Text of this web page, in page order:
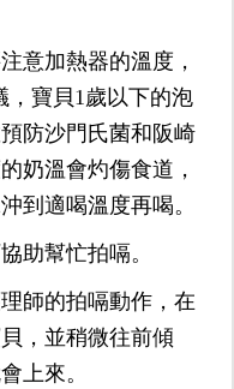
意加熱器的溫度，
，寶貝1歲以下的泡
防沙門氏菌和阪崎
奶溫會灼傷食道，
到適喝溫度再喝。
助幫忙拍嗝。
師的拍嗝動作，在
，並稍微往前傾
上來。